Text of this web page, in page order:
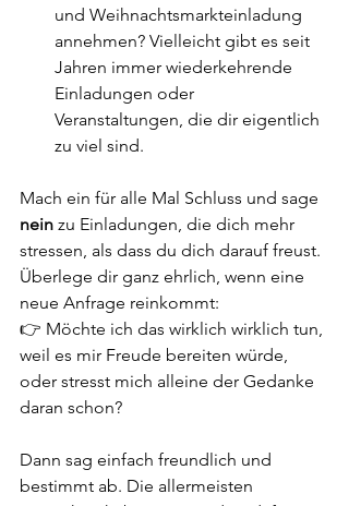
und Weihnachtsmarkteinladung
annehmen? Vielleicht gibt es seit
Jahren immer wiederkehrende
Einladungen oder
Veranstaltungen, die dir eigentlich
zu viel sind.
Mach ein für alle Mal Schluss und sage
nein zu Einladungen, die dich mehr
stressen, als dass du dich darauf freust.
Überlege dir ganz ehrlich, wenn eine
neue Anfrage reinkommt:
👉 Möchte ich das wirklich wirklich tun,
weil es mir Freude bereiten würde,
oder stresst mich alleine der Gedanke
daran schon?
Dann sag einfach freundlich und
bestimmt ab. Die allermeisten